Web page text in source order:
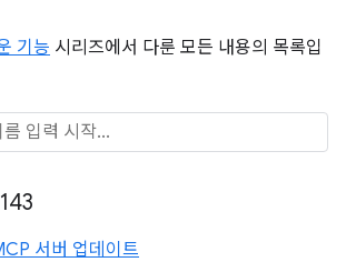
기능 시리즈에서 다룬 모든 내용의 목록입
서버 업데이트